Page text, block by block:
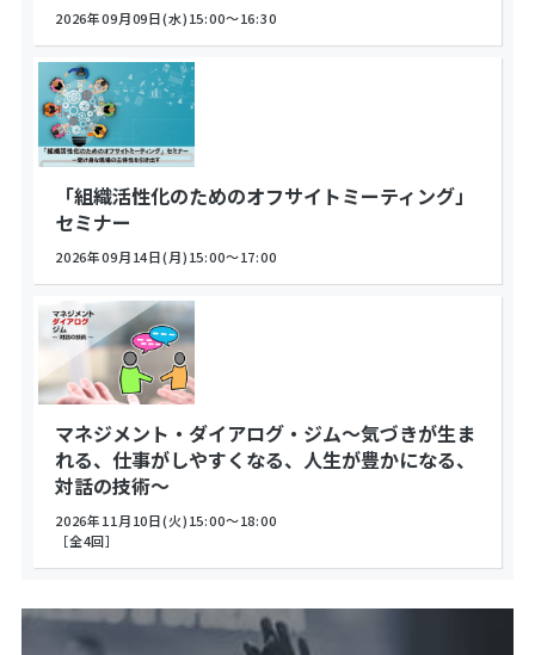
2026年09月09日(水)15:00～16:30
「組織活性化のためのオフサイトミーティング」
セミナー
2026年09月14日(月)15:00～17:00
マネジメント・ダイアログ・ジム～気づきが生ま
れる、仕事がしやすくなる、人生が豊かになる、
対話の技術～
2026年11月10日(火)15:00～18:00
［全4回］